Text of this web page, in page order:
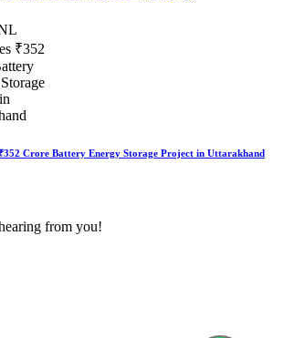
Crore Battery Energy Storage Project in Uttarakhand
from you!